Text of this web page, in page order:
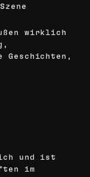
wirklich
Geschichten,
und ist
im